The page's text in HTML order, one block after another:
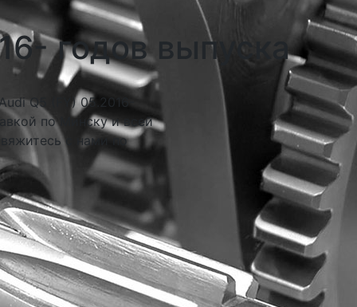
годов выпуска
Q5 (FY) 05.2016-
по Минску и всей
с нами по